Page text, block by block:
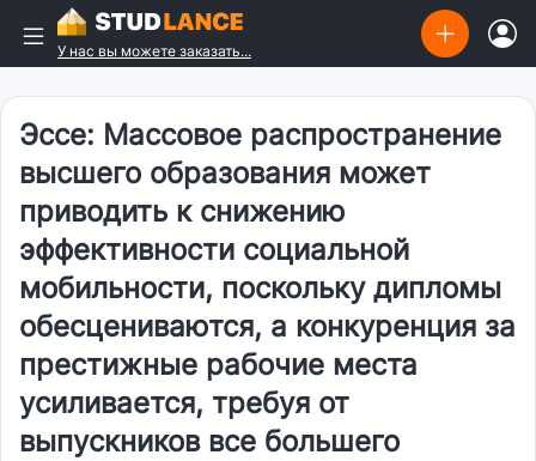
У нас вы можете заказать...
Эссе: Массовое распространение
высшего образования может
приводить к снижению
эффективности социальной
мобильности, поскольку дипломы
обесцениваются, а конкуренция за
престижные рабочие места
усиливается, требуя от
выпускников все большего